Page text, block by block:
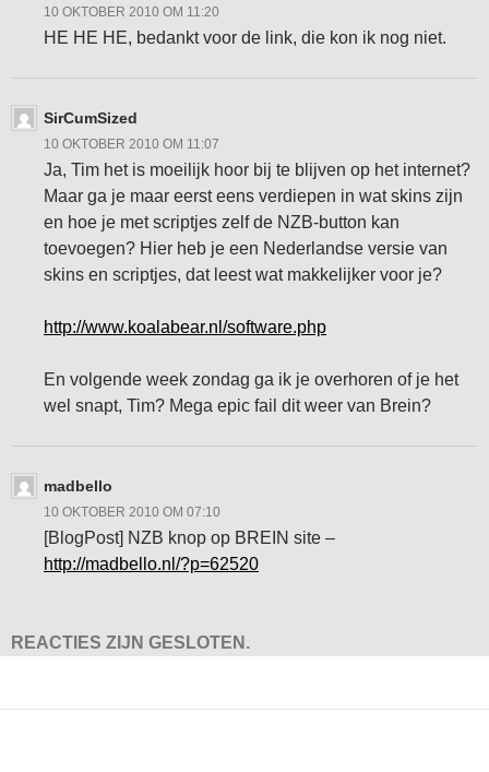
10 OKTOBER 2010 OM 11:20
HE HE HE, bedankt voor de link, die kon ik nog niet.
SirCumSized
10 OKTOBER 2010 OM 11:07
Ja, Tim het is moeilijk hoor bij te blijven op het internet?
Maar ga je maar eerst eens verdiepen in wat skins zijn
en hoe je met scriptjes zelf de NZB-button kan
toevoegen? Hier heb je een Nederlandse versie van
skins en scriptjes, dat leest wat makkelijker voor je?
http://www.koalabear.nl/software.php
En volgende week zondag ga ik je overhoren of je het
wel snapt, Tim? Mega epic fail dit weer van Brein?
madbello
10 OKTOBER 2010 OM 07:10
[BlogPost] NZB knop op BREIN site –
http://madbello.nl/?p=62520
REACTIES ZIJN GESLOTEN.